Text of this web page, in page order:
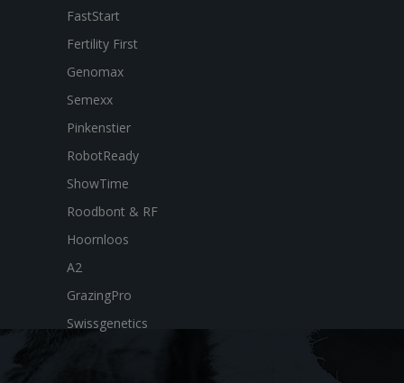
FastStart
Fertility First
Genomax
Semexx
Pinkenstier
RobotReady
ShowTime
Roodbont & RF
Hoornloos
A2
GrazingPro
Swissgenetics